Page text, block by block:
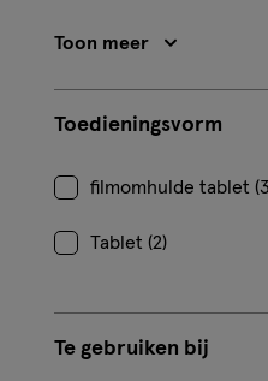
Toon meer
Toedieningsvorm
filmomhulde tablet
Tablet (2)
Te gebruiken bij